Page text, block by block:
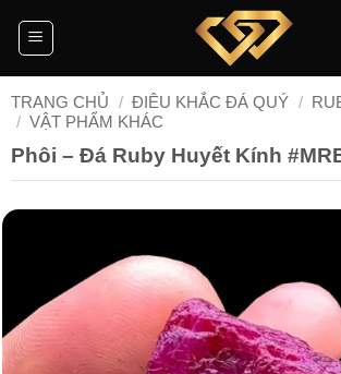
TRANG CHỦ / ĐIÊU KHẮC ĐÁ QUÝ /
/ VẬT PHẨM KHÁC
Phôi – Đá Ruby Huyết Kính